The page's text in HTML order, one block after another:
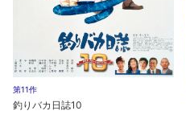
第11作
釣りバカ日誌10